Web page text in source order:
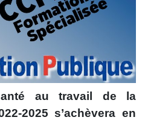
au travail de la
2025 s’achèvera en